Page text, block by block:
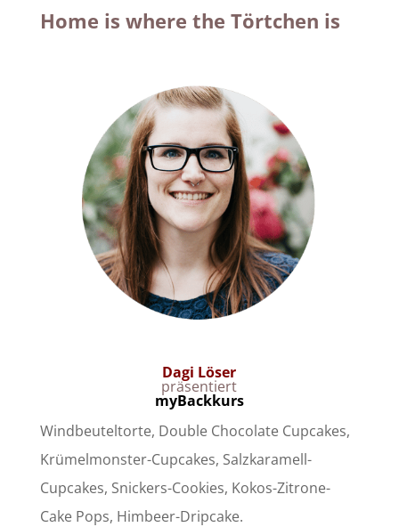
Home is where the Törtchen is
Dagi Löser
präsentiert
myBackkurs
Windbeuteltorte, Double Chocolate Cupcakes,
Krümelmonster-Cupcakes, Salzkaramell-
Cupcakes, Snickers-Cookies, Kokos-Zitrone-
Cake Pops, Himbeer-Dripcake.